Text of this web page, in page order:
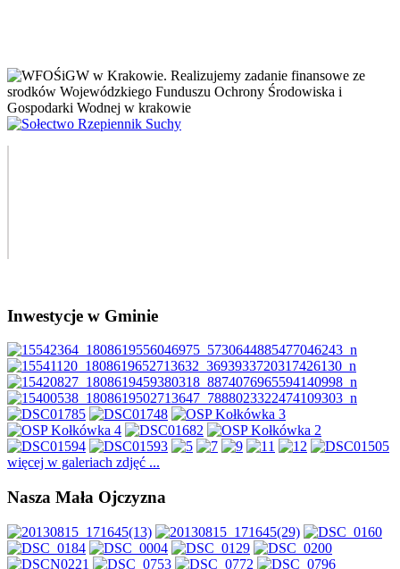
Inwestycje w Gminie
więcej w galeriach zdjęć ...
Nasza Mała Ojczyzna